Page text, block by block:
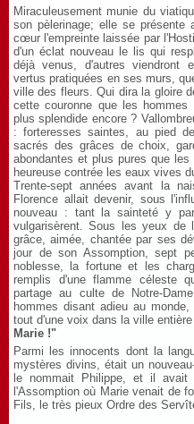
Miraculeusement munie du
son pèlerinage; elle se
cœur l'empreinte laissée par
d'un éclat nouveau le lis qui
déjà venus, d'autres viendront
vertus pratiquées en ses murs,
ville des fleurs. Qui dira la gloire
cette couronne que les
plus splendide encore ?
: forteresses saintes, au pied
sacrés des grâces de choix,
abondantes et plus pures que
heureuse contrée les eaux vives
Trente-sept années avant la
Florence allait devenir, sous
nouveau : tant la sainteté y
vulgarisèrent. Sous les yeux
grâce, aimée, chantée par ses
jour de son Assomption, sept
noblesse, la fortune et les
remplis d'une flamme céleste
partage au culte de Notre-
hommes disant adieu au
tout d'une voix dans la ville entière
Marie !"
Parmi les innocents dont la
mystères divins, était un
le nommait Philippe, et il
l'Assomption où Marie venait de
Fils, le très pieux Ordre des